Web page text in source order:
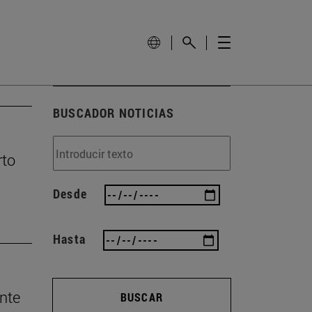
BUSCADOR NOTICIAS
Desde
Hasta
BUSCAR